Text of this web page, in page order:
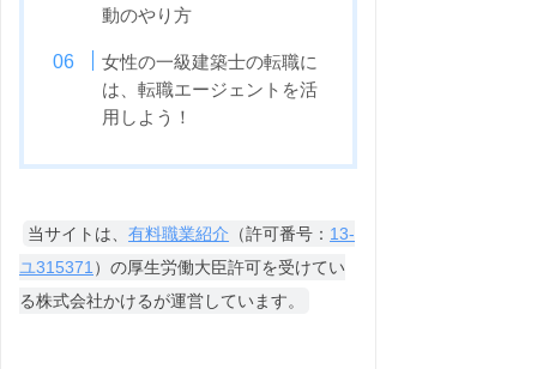
動のやり方
女性の一級建築士の転職に
は、転職エージェントを活
用しよう！
当サイトは、有料職業紹介 （許可番号： 13-
ユ315371 ）の厚生労働大臣許可を受けてい
る株式会社かけるが運営しています。